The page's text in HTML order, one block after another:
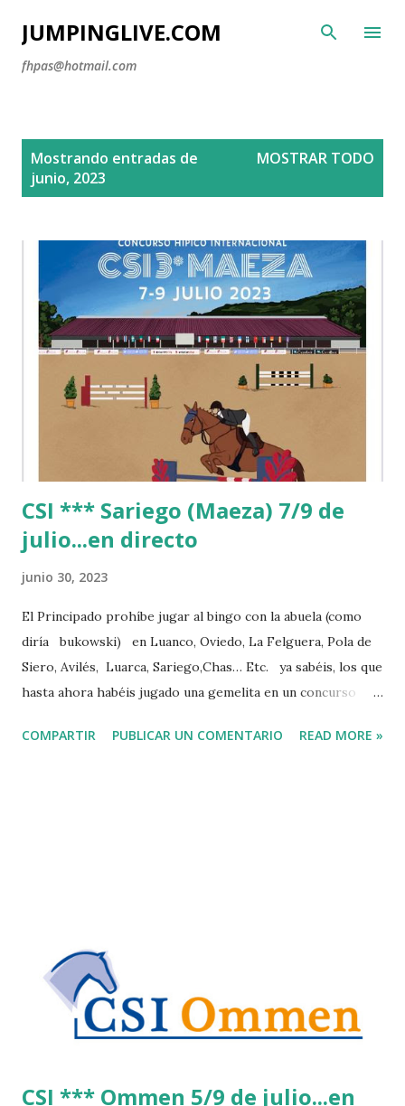
Ir al contenido principal
JUMPINGLIVE.COM
fhpas@hotmail.com
Mostrando entradas de
junio, 2023
MOSTRAR TODO
CSI *** Sariego (Maeza) 7/9 de
julio...en directo
junio 30, 2023
El Principado prohíbe jugar al bingo con la abuela (como
diría bukowski) en Luanco, Oviedo, La Felguera, Pola de
Siero, Avilés, Luarca, Sariego,Chas… Etc. ya sabéis, los que
hasta ahora habéis jugado una gemelita en un concurso
"yihadistas de la apuesta", el señor Fernández y su gobierno
van los votos... Lo próximo será prohibir la sidra... Por qué
tiene alcohol... O los cuchillos en los restaurantes... Arma de
destrucción masiva de chuletones... ...
COMPARTIR PUBLICAR UN COMENTARIO READ MORE »
CSI *** Ommen 5/9 de julio...en